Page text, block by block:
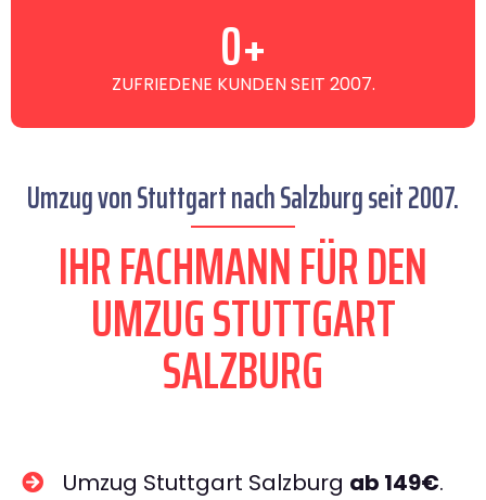
ZUFRIEDENE KUNDEN SEIT 2007.
0+
Umzug von Stuttgart nach Salzburg seit 2007.
IHR FACHMANN FÜR DEN
UMZUG STUTTGART
SALZBURG
Umzug Stuttgart Salzburg ab 149€.